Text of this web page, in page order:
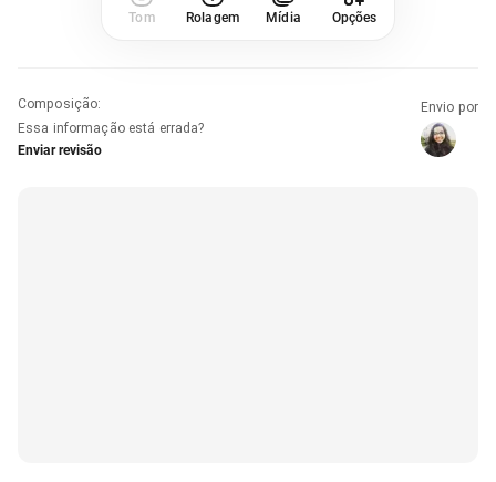
Tom Rolagem Mídia Opções
Composição:
Essa informação está errada?
Enviar revisão
Envio por